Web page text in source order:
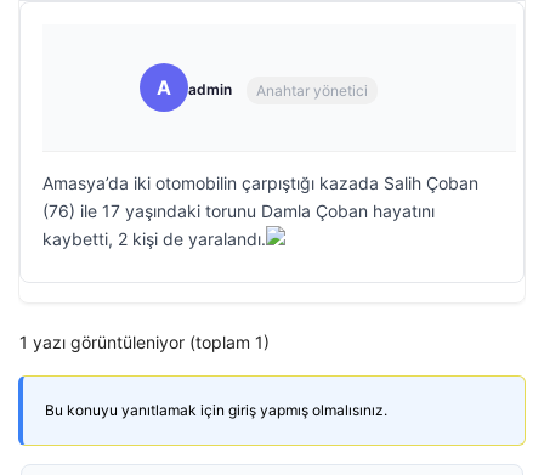
A admin Anahtar yönetici
Amasya’da iki otomobilin çarpıştığı kazada Salih Çoban
(76) ile 17 yaşındaki torunu Damla Çoban hayatını
kaybetti, 2 kişi de yaralandı.
1 yazı görüntüleniyor (toplam 1)
Bu konuyu yanıtlamak için giriş yapmış olmalısınız.